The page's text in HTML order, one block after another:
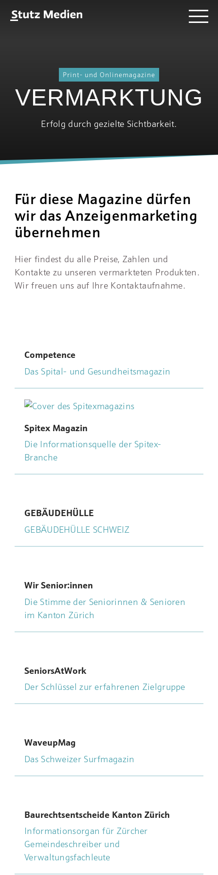
zumStutz
Menü
Print- und Onlinemagazine
VERMARKTUNG
Erfolg durch gezielte Sichtbarkeit.
Für diese Magazine dürfen
wir das Anzeigenmarketing
übernehmen
Hier findest du alle Preise, Zahlen und
Kontakte zu unseren vermarkteten Produkten.
Wir freuen uns auf Ihre Kontaktaufnahme.
Competence
Das Spital- und Gesundheitsmagazin
Spitex Magazin
Die Informationsquelle der Spitex-
Branche
GEBÄUDEHÜLLE
GEBÄUDEHÜLLE SCHWEIZ
Wir Senior:innen
Die Stimme der Seniorinnen & Senioren
im Kanton Zürich
SeniorsAtWork
Der Schlüssel zur erfahrenen Zielgruppe
WaveupMag
Das Schweizer Surfmagazin
Baurechtsentscheide Kanton Zürich
Informationsorgan für Zürcher
Gemeindeschreiber und
Verwaltungsfachleute